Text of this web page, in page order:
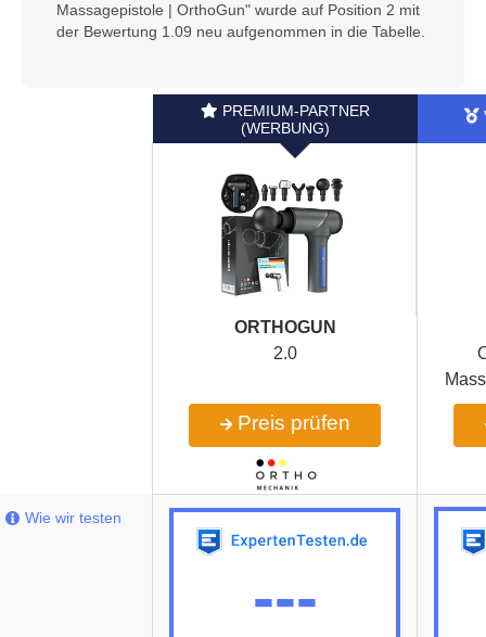
Massagepistole | OrthoGun" wurde auf Position 2 mit
der Bewertung 1.09 neu aufgenommen in die Tabelle.
ORTHOGUN
2.0
Preis prüfen
---
Wie wir testen